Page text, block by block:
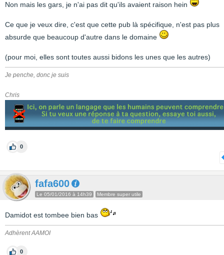
Non mais les gars, je n'ai pas dit qu'ils avaient raison hein
Ce que je veux dire, c'est que cette pub là spécifique, n'est pas plus
absurde que beaucoup d'autre dans le domaine
(pour moi, elles sont toutes aussi bidons les unes que les autres)
Je penche, donc je suis
Chris
0
fafa600
Le 05/01/2016 à 14h39 Membre super utile
Damidot est tombee bien bas
Adhèrent AAMOI
0